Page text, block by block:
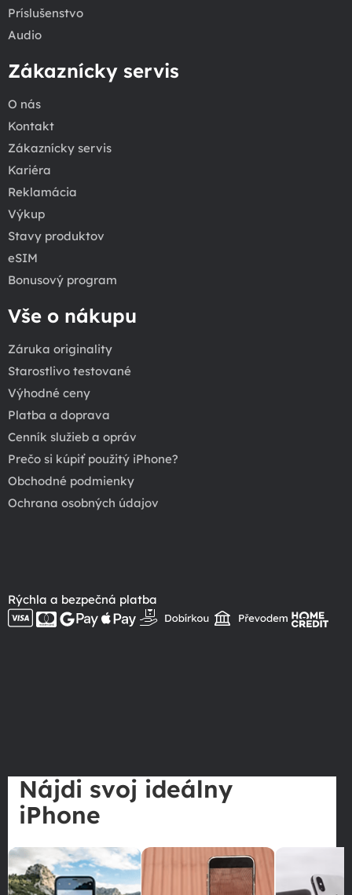
Príslušenstvo
Audio
Zákaznícky servis
O nás
Kontakt
Zákaznícky servis
Kariéra
Reklamácia
Výkup
Stavy produktov
eSIM
Bonusový program
Vše o nákupu
Záruka originality
Starostlivo testované
Výhodné ceny
Platba a doprava
Cenník služieb a opráv
Prečo si kúpiť použitý iPhone?
Obchodné podmienky
Ochrana osobných údajov
Rýchla a bezpečná platba
Nájdi svoj ideálny
iPhone